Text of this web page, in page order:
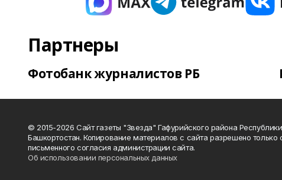
Партнеры
Фотобанк журналистов РБ
© 2015-2026 Сайт газеты "Звезда" Гафурийского района Республики
Башкортостан. Копирование материалов с сайта разрешено только
письменного согласия администрации сайта.
Об использовании персональных данных